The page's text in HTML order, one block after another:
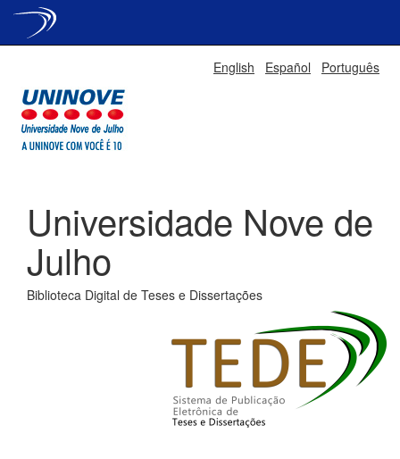
English Español Português
Universidade Nove de
Julho
Biblioteca Digital de Teses e Dissertações